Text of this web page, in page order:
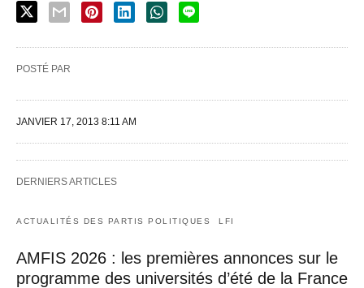
POSTÉ PAR
JANVIER 17, 2013 8:11 AM
DERNIERS ARTICLES
ACTUALITÉS DES PARTIS POLITIQUES LFI
AMFIS 2026 : les premières annonces sur le
programme des universités d’été de la France